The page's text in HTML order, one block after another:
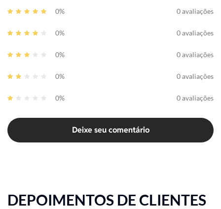
0% 0 avaliações
0% 0 avaliações
0% 0 avaliações
0% 0 avaliações
0% 0 avaliações
Deixe seu comentário
DEPOIMENTOS DE CLIENTES